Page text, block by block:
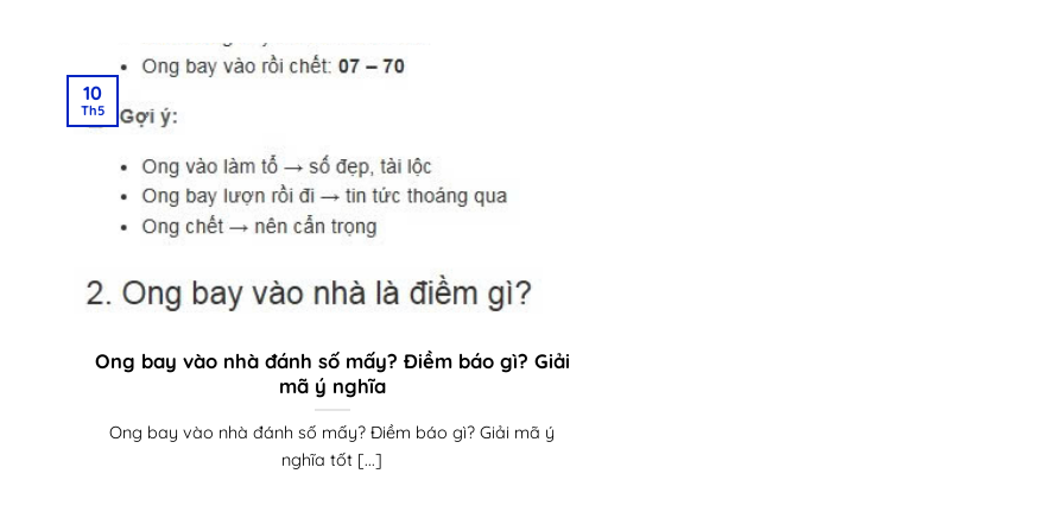
Ong bay vào nhà đánh số mấy? Điềm báo gì? Giải
mã ý nghĩa
Ong bay vào nhà đánh số mấy? Điềm báo gì? Giải mã ý
nghĩa tốt [...]
10
Th5